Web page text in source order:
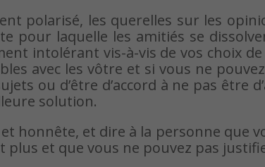
polarisé, les querelles sur les
pour laquelle les amitiés se
intolérant vis-à-vis de vos choix
avec les vôtre et si vous ne
ou d’être d’accord à ne pas être
solution.
honnête, et dire à la personne que
plus et que vous ne pouvez pas